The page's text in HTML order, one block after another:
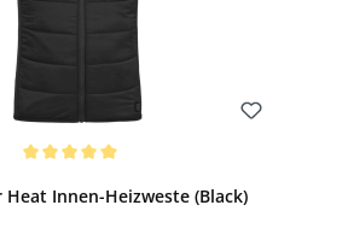
Innen-Heizweste (Black)